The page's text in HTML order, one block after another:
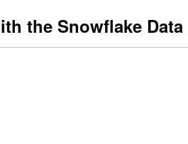
the Snowflake Data